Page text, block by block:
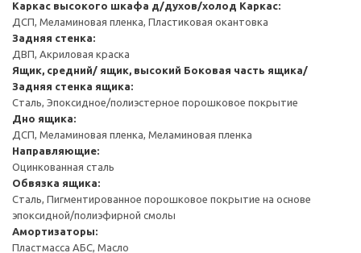
Каркас высокого шкафа д/духов/холод Каркас:
ДСП, Меламиновая пленка, Пластиковая окантовка
Задняя стенка:
ДВП, Акриловая краска
Ящик, средний/ ящик, высокий Боковая часть ящика/
Задняя стенка ящика:
Сталь, Эпоксидное/полиэстерное порошковое покрытие
Дно ящика:
ДСП, Меламиновая пленка, Меламиновая пленка
Направляющие:
Оцинкованная сталь
Обвязка ящика:
Сталь, Пигментированное порошковое покрытие на основе
эпоксидной/полиэфирной смолы
Амортизаторы:
Пластмасса АБС, Масло